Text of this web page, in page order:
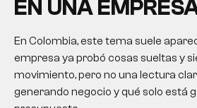
EN UNA
En Colombia, este tema suele
empresa ya probó cosas sueltas y
movimiento, pero no una lectura
generando negocio y qué solo está